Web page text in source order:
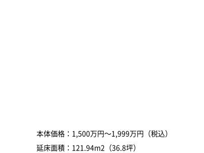
本体価格：1,500万円～1,999万円（税込）
延床面積：121.94m2（36.8坪）